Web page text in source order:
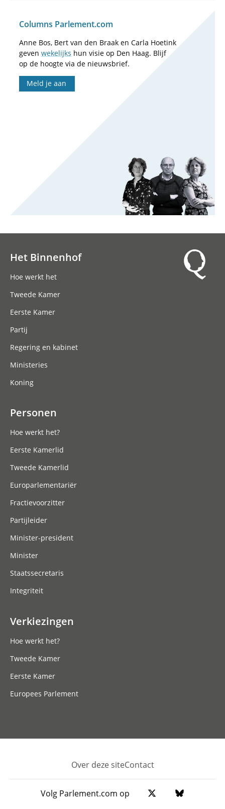
Columns Parlement.com
Anne Bos, Bert van den Braak en Carla Hoetink
geven wekelijks hun visie op Den Haag. Blijf
op de hoogte via de nieuwsbrief.
Meld je aan
Het Binnenhof
Hoe werkt het
Tweede Kamer
Eerste Kamer
Partij
Regering en kabinet
Ministeries
Koning
Personen
Hoe werkt het?
Eerste Kamerlid
Tweede Kamerlid
Europarlementariër
Fractievoorzitter
Partijleider
Minister-president
Minister
Staatssecretaris
Integriteit
Verkiezingen
Hoe werkt het?
Tweede Kamer
Eerste Kamer
Europees Parlement
Footer
Over deze siteContact
Volg Parlement.com op